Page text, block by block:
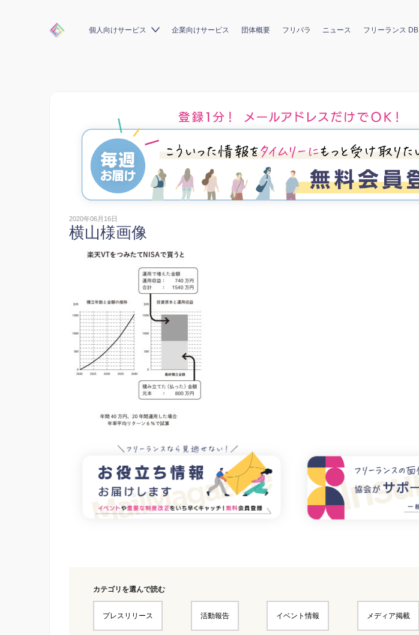
個人向けサービス 企業向けサービス 団体概要 フリパラ ニュース フリーランス DB
2020年06月16日
横山様画像
カテゴリを選んで読む
プレスリリース 活動報告 イベント情報 メディア掲載